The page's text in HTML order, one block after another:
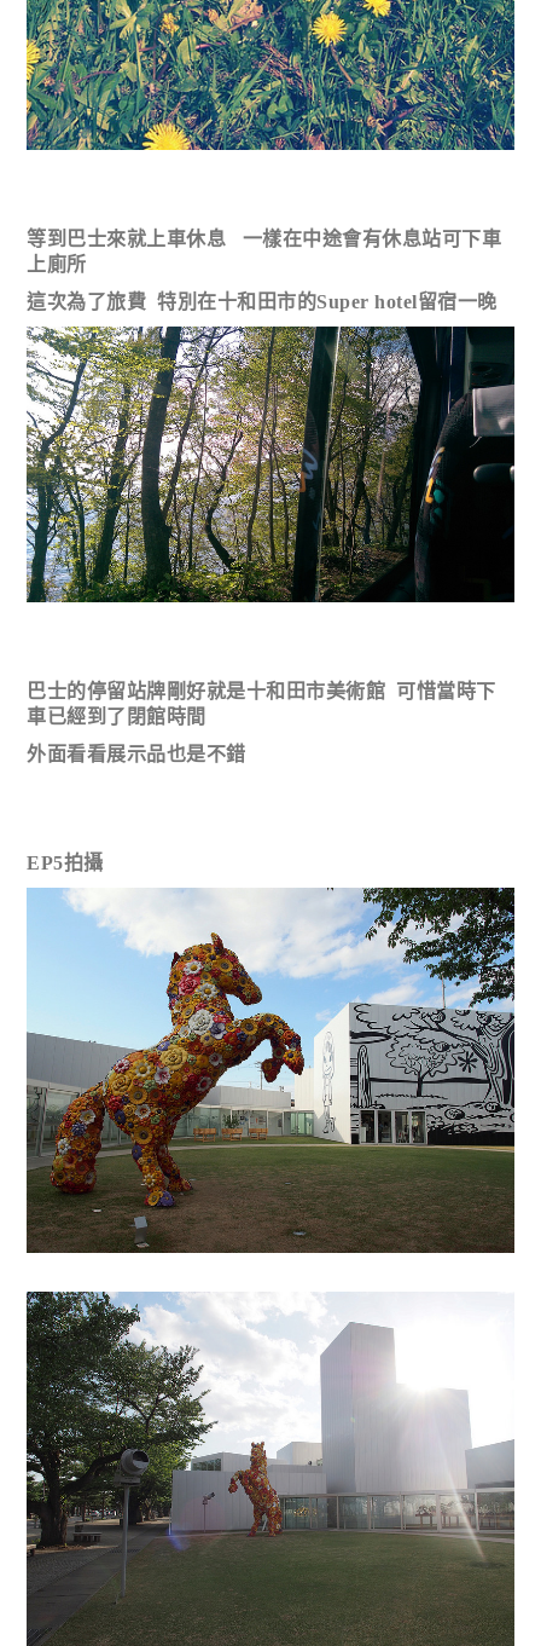
等到巴士來就上車休息 一樣在中途會有休息站可下車
上廁所
這次為了旅費 特別在十和田市的Super hotel留宿一晚
巴士的停留站牌剛好就是十和田市美術館 可惜當時下
車已經到了閉館時間
外面看看展示品也是不錯
EP5拍攝